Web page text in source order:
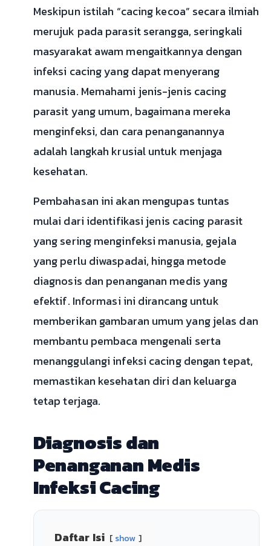
Meskipun istilah “cacing kecoa” secara ilmiah
merujuk pada parasit serangga, seringkali
masyarakat awam mengaitkannya dengan
infeksi cacing yang dapat menyerang
manusia. Memahami jenis-jenis cacing
parasit yang umum, bagaimana mereka
menginfeksi, dan cara penanganannya
adalah langkah krusial untuk menjaga
kesehatan.
Pembahasan ini akan mengupas tuntas
mulai dari identifikasi jenis cacing parasit
yang sering menginfeksi manusia, gejala
yang perlu diwaspadai, hingga metode
diagnosis dan penanganan medis yang
efektif. Informasi ini dirancang untuk
memberikan gambaran umum yang jelas dan
membantu pembaca mengenali serta
menanggulangi infeksi cacing dengan tepat,
memastikan kesehatan diri dan keluarga
tetap terjaga.
Diagnosis dan
Penanganan Medis
Infeksi Cacing
Daftar Isi show